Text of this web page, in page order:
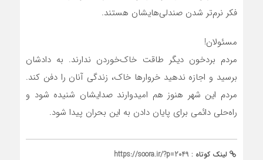
فکر نرم‌تر شدن صندلی‌هایشان هستند.
مسئولان!
مردم بردخون دیگر طاقت خاک‌خوردن ندارند. به دادشان
برسید و اجازه ندهید خروارها خاک، زندگی آنان را دفن کند.
مردم این شهر هنوز هم امیدوارند صدایشان شنیده شود و
راه‌حلی دائمی برای پایان دادن به این بحران پیدا شود.
لینک کوتاه : https://soora.ir/?p=2049